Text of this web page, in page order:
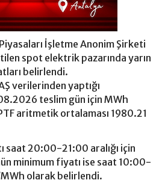
İşletme Anonim Şirketi
spot elektrik pazarında yarın
belirlendi.
verilerinden yaptığı
teslim gün için MWh
aritmetik ortalaması 1980.21
saat 20:00-21:00 aralığı için
minimum fiyatı ise saat 10:00-
olarak belirlendi.